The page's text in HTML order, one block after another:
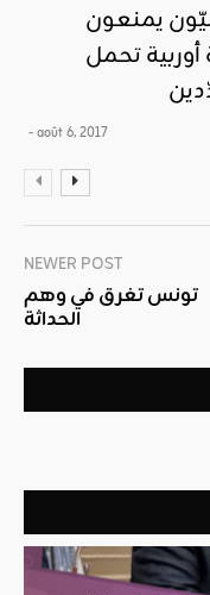
يمنعون
تحمل
- août 6, 2017
NEWER POST
تونس تغرق في وهم
الحداثة